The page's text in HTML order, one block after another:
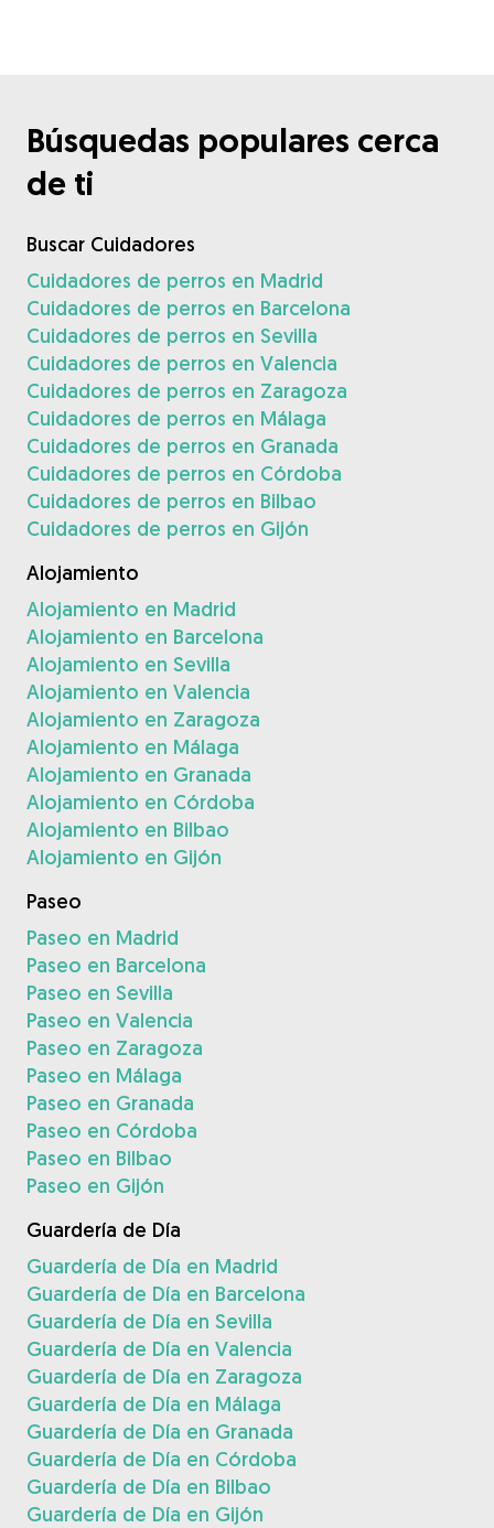
Búsquedas populares cerca
de ti
Buscar Cuidadores
Cuidadores de perros en Madrid
Cuidadores de perros en Barcelona
Cuidadores de perros en Sevilla
Cuidadores de perros en Valencia
Cuidadores de perros en Zaragoza
Cuidadores de perros en Málaga
Cuidadores de perros en Granada
Cuidadores de perros en Córdoba
Cuidadores de perros en Bilbao
Cuidadores de perros en Gijón
Alojamiento
Alojamiento en Madrid
Alojamiento en Barcelona
Alojamiento en Sevilla
Alojamiento en Valencia
Alojamiento en Zaragoza
Alojamiento en Málaga
Alojamiento en Granada
Alojamiento en Córdoba
Alojamiento en Bilbao
Alojamiento en Gijón
Paseo
Paseo en Madrid
Paseo en Barcelona
Paseo en Sevilla
Paseo en Valencia
Paseo en Zaragoza
Paseo en Málaga
Paseo en Granada
Paseo en Córdoba
Paseo en Bilbao
Paseo en Gijón
Guardería de Día
Guardería de Día en Madrid
Guardería de Día en Barcelona
Guardería de Día en Sevilla
Guardería de Día en Valencia
Guardería de Día en Zaragoza
Guardería de Día en Málaga
Guardería de Día en Granada
Guardería de Día en Córdoba
Guardería de Día en Bilbao
Guardería de Día en Gijón